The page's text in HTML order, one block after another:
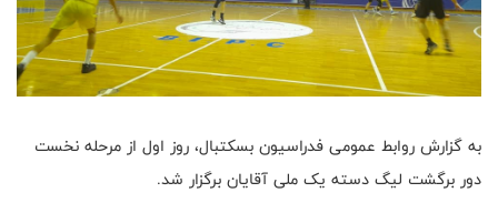
به گزارش روابط عمومی فدراسیون بسکتبال، روز اول از مرحله نخست
دور برگشت لیگ دسته یک ملی آقایان برگزار شد.